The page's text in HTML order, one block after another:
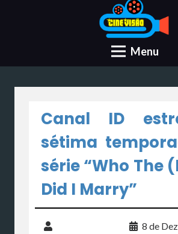
Menu
Canal ID
sétima
série “Who The
Did I Marry”
8 de